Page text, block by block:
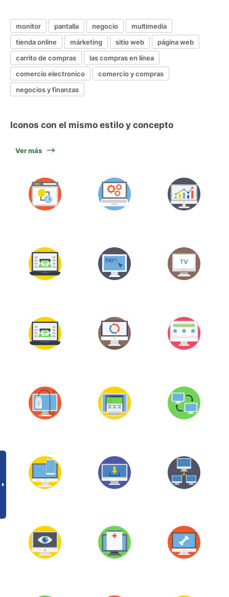
monitor pantalla negocio
multimedia
tienda online
márketing sitio web
página web
carrito de compras
las compras en línea
comercio electronico
comercio y compras
negocios y finanzas
Iconos con el mismo estilo y concepto
Ver más